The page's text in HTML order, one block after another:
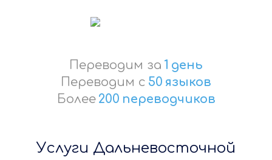
Переводим за 1 день
Переводим с 50 языков
Более 200 переводчиков
Услуги Дальневосточной